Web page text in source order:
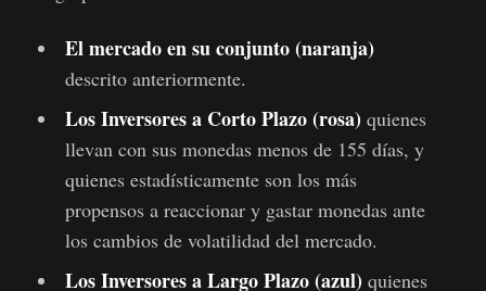
El mercado en su conjunto (naranja)
descrito anteriormente.
Los Inversores a Corto Plazo (rosa) quienes
llevan con sus monedas menos de 155 días, y
quienes estadísticamente son los más
propensos a reaccionar y gastar monedas ante
los cambios de volatilidad del mercado.
Los Inversores a Largo Plazo (azul) quienes